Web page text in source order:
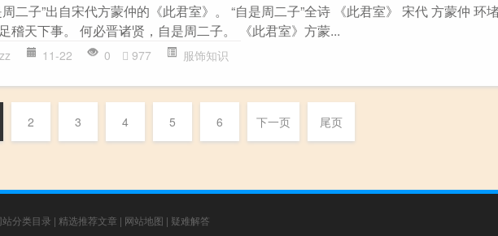
周二子”出自宋代方蒙仲的《此君室》。 “自是周二子”全诗 《此君室》 宋代 方蒙仲 环
稽天下事。 何必晋诸贤，自是周二子。 《此君室》方蒙...
11-22 0 977 服饰知识
2 3 4 5 6 下一页 尾页
站分类目录 | 精选推荐文章 | 网站地图 | 疑难解答